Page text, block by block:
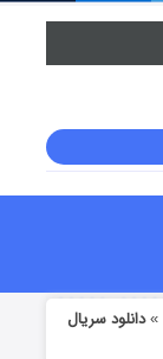
»دانلود سریال